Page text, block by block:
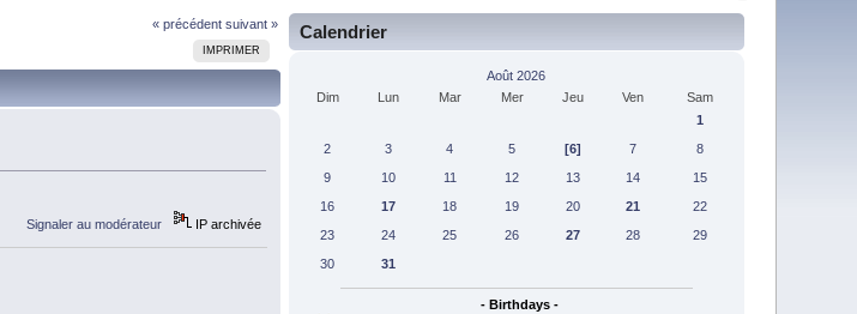
« précédent suivant »
IMPRIMER
Signaler au modérateur IP archivée
Calendrier
Août 2026
Dim
Lun Mar Mer Jeu Ven
Sam
1
2
3 4 5 [6] 7
8
9
10 11 12 13 14
15
16
17 18 19 20 21
22
23
24 25 26 27 28
29
30
31
- Birthdays -